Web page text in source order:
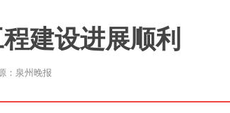
建设进展顺利
：泉州晚报